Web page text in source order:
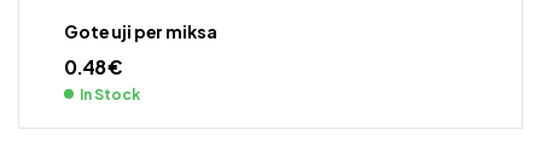
Gote uji per miksa
0.48€
In Stock